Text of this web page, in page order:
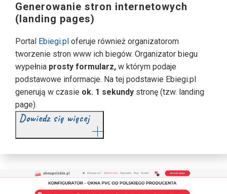
Generowanie stron internetowych
(landing pages)
Portal Ebiegi.pl oferuje również organizatorom
tworzenie stron www ich biegów. Organizator biegu
wypełnia prosty formularz, w którym podaje
podstawowe informacje. Na tej podstawie Ebiegi.pl
generują w czasie ok. 1 sekundy stronę (tzw. landing
page).
Dowiedz się więcej